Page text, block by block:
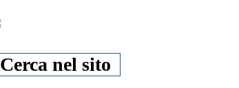
Cerca nel sito